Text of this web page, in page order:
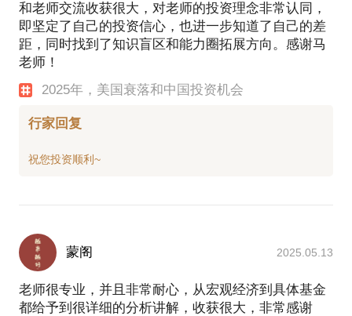
-股票，基金，可转债，哪种资产更适合我？
-怎样区分便宜和贵，什么情况算是好机会？
-如何分辨投资中的能力和运气？基金定投合理吗？
我有18年的基金投资经历，10年股票投资经历，5年
过很多种亏，掉过很多类坑，尝试过多种分析方法，
我用了十几年的时间。
如果你是个小白，希望得到一些指点，我可以节约你
好几年的时间，能让你少走很多弯路。你不用担心听
不懂，我有丰富的线下一对一经验，能用通俗的语言
后来我刻苦钻研技术分析，对交易系统的建立，量化
投资有大量的实践和运用，希望通过它实现稳定盈
利。后来用了五年的时间得到了一个珍贵的认知：技
术分析不行。
因为技术分析是归纳推理，是历史大数据中找规律用
于预测未来。但历史数据永不完备，相关性也并非因
出某种规律一样，比如你惊喜的发现，三次连续的正
做，能赚钱就有鬼了。
这是为什么利用技术分析很难盈利的原因，看似很美
好，用起来很随机。彻底放弃技术分析是很艰难的一
和老师交流收获很大，对老师的投资理念非常认同，
即坚定了自己的投资信心，也进一步知道了自己的差
距，同时找到了知识盲区和能力圈拓展方向。感谢马
老师！
2025年，美国衰落和中国投资机会
行家回复
蒙阁 2025.05.13
老师很专业，并且非常耐心，从宏观经济到具体基金
都给予到很详细的分析讲解，收获很大，非常感谢